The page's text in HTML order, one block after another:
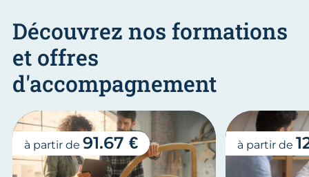
Découvrez nos formations
et offres
d'accompagnement
à partir de 91.67 € à partir de